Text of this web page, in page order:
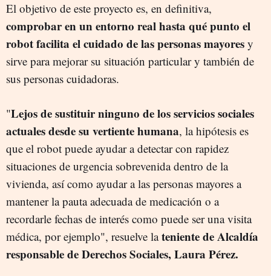
El objetivo de este proyecto es, en definitiva,
comprobar en un entorno real hasta qué punto el
robot facilita el cuidado de las personas mayores y
sirve para mejorar su situación particular y también de
sus personas cuidadoras.
"Lejos de sustituir ninguno de los servicios sociales
actuales desde su vertiente humana, la hipótesis es
que el robot puede ayudar a detectar con rapidez
situaciones de urgencia sobrevenida dentro de la
vivienda, así como ayudar a las personas mayores a
mantener la pauta adecuada de medicación o a
recordarle fechas de interés como puede ser una visita
médica, por ejemplo", resuelve lateniente de Alcaldía
responsable de Derechos Sociales, Laura Pérez.